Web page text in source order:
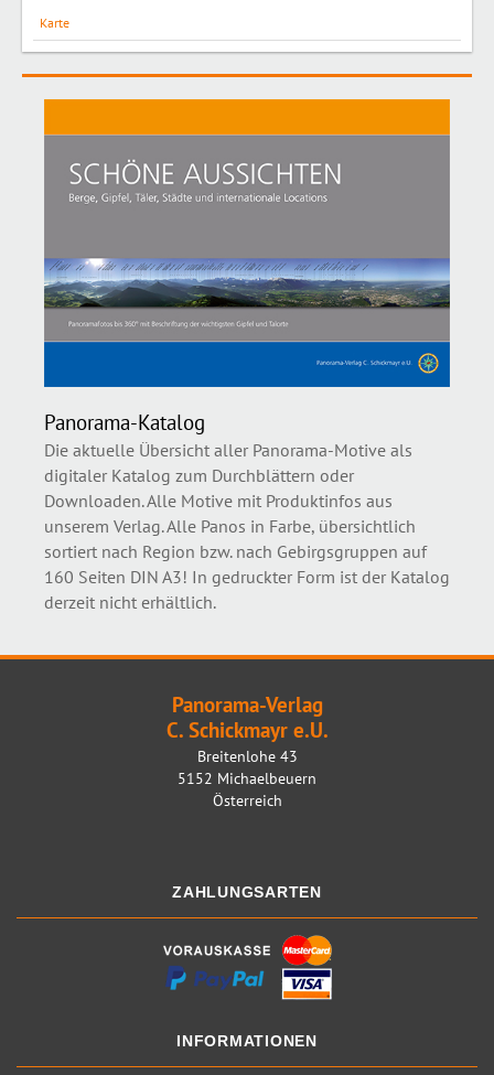
Karte
Panorama-Katalog
Die aktuelle Übersicht aller Panorama-Motive als
digitaler Katalog zum Durchblättern oder
Downloaden. Alle Motive mit Produktinfos aus
unserem Verlag. Alle Panos in Farbe, übersichtlich
sortiert nach Region bzw. nach Gebirgsgruppen auf
160 Seiten DIN A3! In gedruckter Form ist der Katalog
derzeit nicht erhältlich.
Panorama-Verlag
C. Schickmayr e.U.
Breitenlohe 43
5152 Michaelbeuern
Österreich
ZAHLUNGSARTEN
INFORMATIONEN